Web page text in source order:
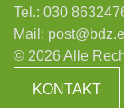
Tel.: 030
Mail:
© 2026 Alle
KONTAKT